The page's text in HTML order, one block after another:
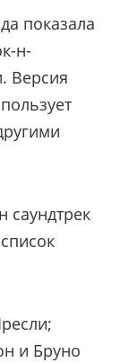
показала
н-
Версия
саундтрек
и Бруно